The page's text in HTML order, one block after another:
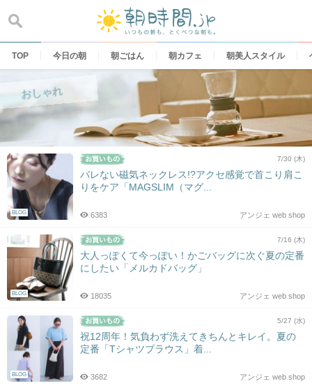
content
TOP 今日の朝 朝ごはん 朝カフェ 朝美人スタイル
おしゃれ
BLOG
7/30 (木)
バレない磁気ネックレス!?アクセ感覚で首こり肩こ
りをケア「MAGSLIM（マグ...
アンジェ web shop
6383
BLOG
7/16 (木)
大人っぽくて今っぽい！かごバッグに次ぐ夏の定番
にしたい「メルカドバッグ」
アンジェ web shop
18035
BLOG
5/27 (水)
祝12周年！気負わず洗えてきちんとキレイ。夏の
定番「Tシャツブラウス」着...
アンジェ web shop
3682